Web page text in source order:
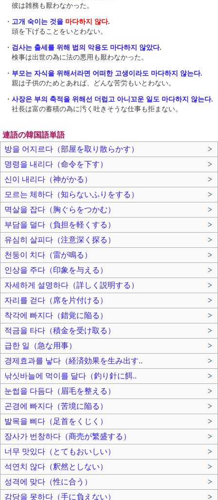
彼は雑務も厭わなかった。
・ 고개 숙이는 것을 마다하지 않다.
頭を下げることをいとわない。
・ 검사는 출세를 위해 법의 악용도 마다하지 않았다.
検事は出世の為に法の悪用も厭わなかった。
・ 부모는 자식을 위해서라면 어떠한 고생이라도 마다하지 않는다.
親は子供のためとあれば、どんな苦労もいとわない。
・ 사장은 부의 축적을 위해선 더럽고 아니꼬운 일도 마다하지 않는다.
社長は富の蓄積の為に汚く吐きそうな仕事も拒まない。
連語の韓国語単語
방을 어지르다（部屋を取り散らかす）
>
명령을 내리다（命令を下す）
>
신이 내리다（神がかる）
>
모르는 체하다（知らないふりをする）
>
멱살을 잡다（胸ぐらをつかむ）
>
부담을 덜다（負担を軽くする）
>
유심히 살피다（注意深く探る）
>
천둥이 치다（雷が鳴る）
>
인상을 주다（印象を与える）
>
자세하게 설명하다（詳しく説明する）
>
자리를 걷다（席を片付ける）
>
착각에 빠지다（錯覚に陥る）
>
적금을 타다（積金を受け取る）
>
급한 일（急な用事）
>
경제효과를 낳다（経済効果を生み出す..
>
낚싯바늘에 먹이를 달다（釣り針に餌..
>
눈썹을 다듬다（眉毛を整える）
>
곤경에 빠지다（苦境に陥る）
>
발목을 삐다（足首をくじく）
>
장사가 번창하다（商売が繁盛する）
>
너무 맛있다（とてもおいしい）
>
석연치 않다（釈然としない）
>
성격에 맞다（性に合う）
>
감당을 못하다（手に負えない）
>